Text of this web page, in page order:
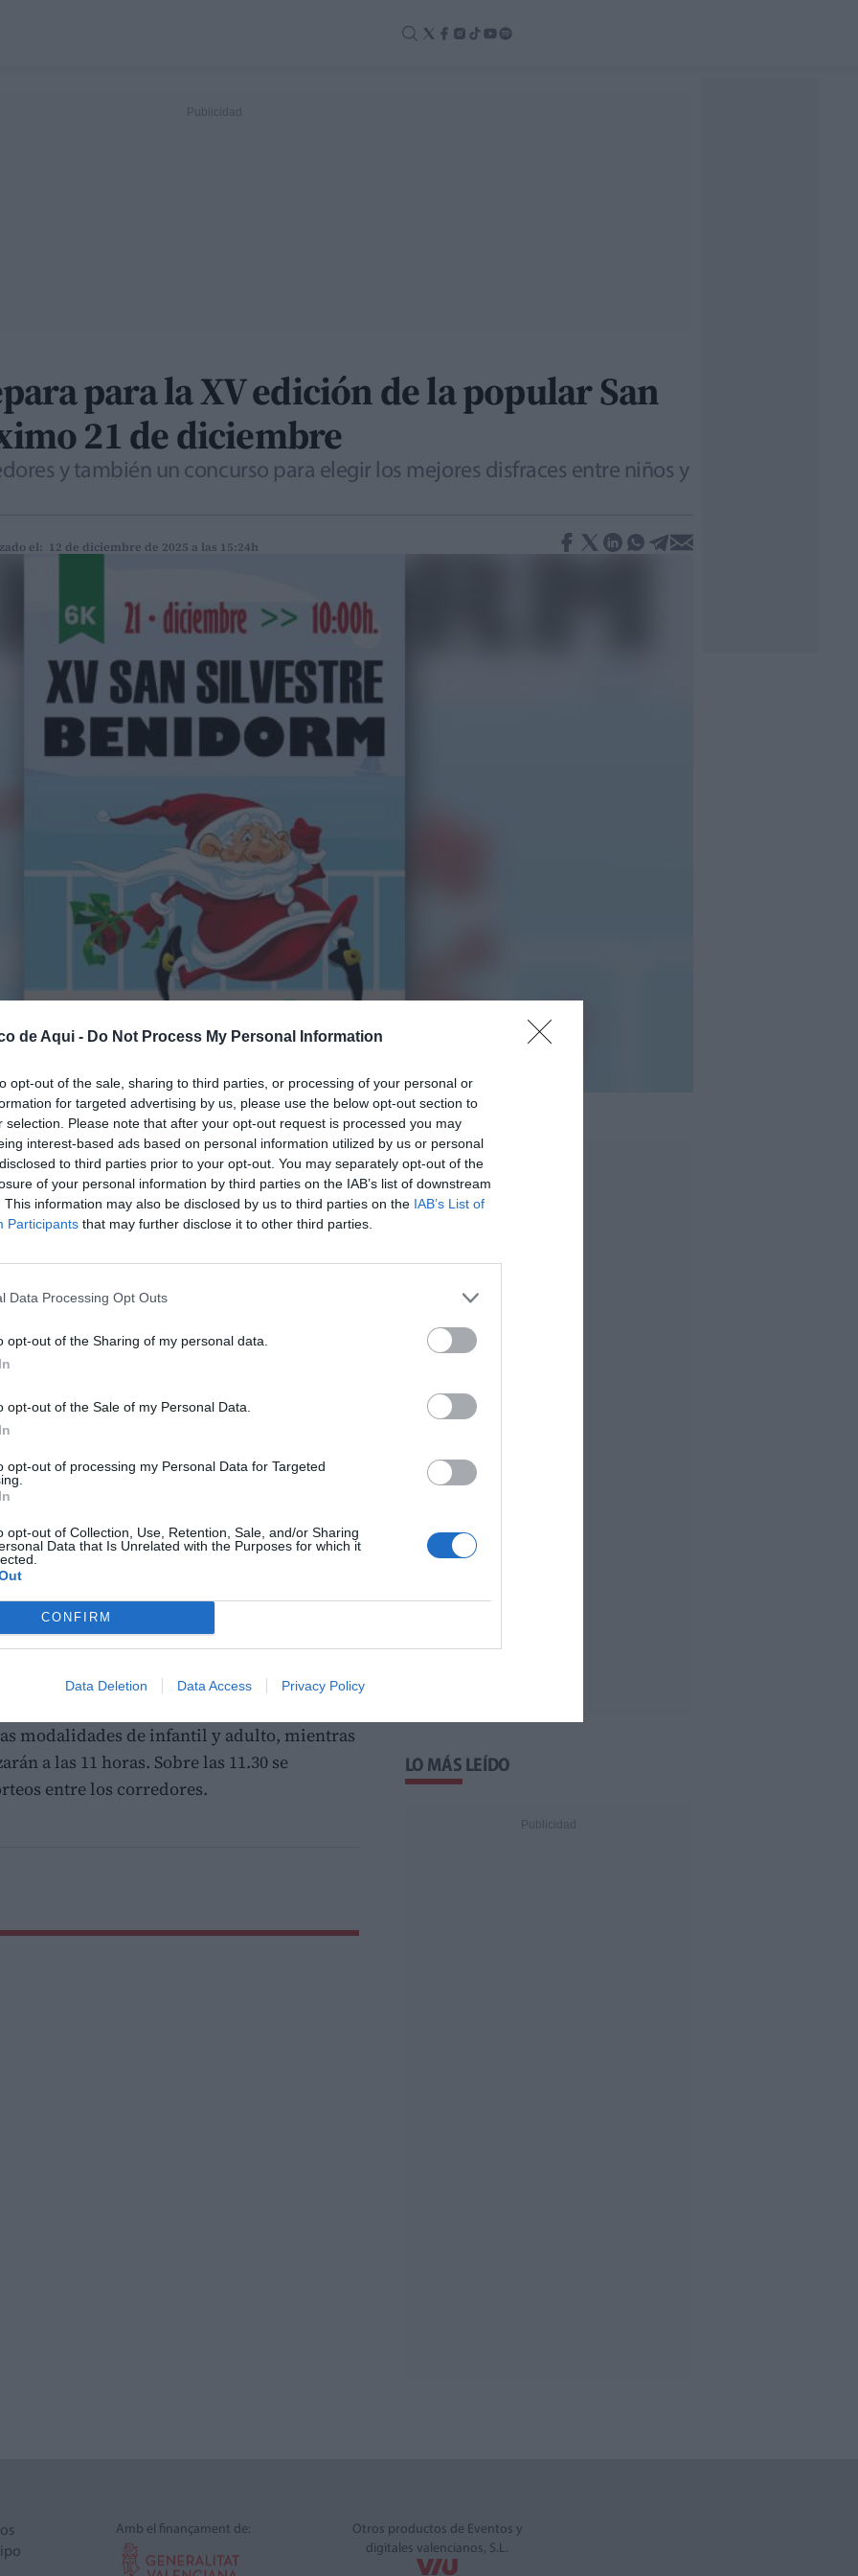
de Aqui - Do Not Process My Personal Information
opt-out of the sale, sharing to third parties, or processing of your personal or
for targeted advertising by us, please use the below opt-out section to
selection. Please note that after your opt-out request is processed you may
interest-based ads based on personal information utilized by us or personal
to third parties prior to your opt-out. You may separately opt-out of the
of your personal information by third parties on the IAB’s list of downstream
This information may also be disclosed by us to third parties on the IAB’s List of
Participants that may further disclose it to other third parties.
Data Processing Opt Outs
opt-out of the Sharing of my personal data.
opt-out of the Sale of my Personal Data.
opt-out of processing my Personal Data for Targeted
opt-out of Collection, Use, Retention, Sale, and/or Sharing
Data that Is Unrelated with the Purposes for which it
CONFIRM
Data Deletion Data Access Privacy Policy
para la XV edición de la popular San
21 de diciembre
y también un concurso para elegir los mejores disfraces entre niños y
el: 12 de diciembre de 2025 a las 15:24h
fuente preferida de Google de forma gratuita.
estas Navidades una nueva edición
En esta ocasión, la prueba se celebrará el
las 10 de la mañana y cumplirá su
y como ha recordado el concejal de
a los aficionados del running en todos
carreras más divertidas y coloridas del
kilómetros que discurrirán por el paseo de
que partirá desde la avenida de Europa,
las personas interesadas en participar,
hacerlo: carrera, marcha nórdica, caminata
inscripción que oscila entre los 12 euros
niños y niñas participantes de hasta 15
con posibilidad de recogida de
21 y hasta 30 minutos antes del inicio de
la salida, se celebrará el concurso disfraces
modalidades de infantil y adulto, mientras
a las 11 horas. Sobre las 11.30 se
entre los corredores.
LO MÁS LEÍDO
Amb el finançament de:
Otros productos de Eventos y
digitales valencianos, S.L.